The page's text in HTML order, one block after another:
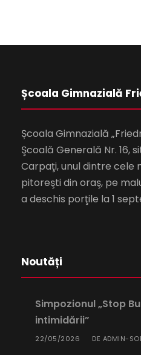
Școala Gimnazială
Școala Gimnazială
Şcoală Generală Nr. 16,
Carpaţi, unul dintre cele
pitoreşti din oraş, pe
a deschis porţile la 1
Noutăți
Simpozionul „Stop
intimidării”
22/05/2026 DE ADMIN-